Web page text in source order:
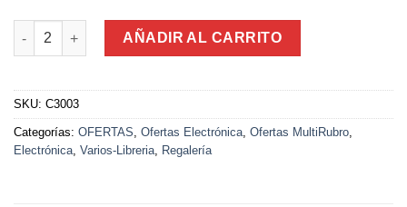
Collar Luz Led para Perro USB Recargable 35Cm cantidad
AÑADIR AL CARRITO
SKU: C3003
Categorías: OFERTAS Ofertas Electrónica Ofertas MultiRubro
Electrónica Varios-Libreria Regalería